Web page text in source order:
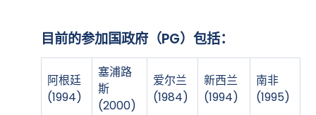
目前的参加国政府（PG）包括：
阿根廷
(1994)
塞浦路
斯
(2000)
爱尔兰
(1984)
新西兰
(1994)
南非
(1995)